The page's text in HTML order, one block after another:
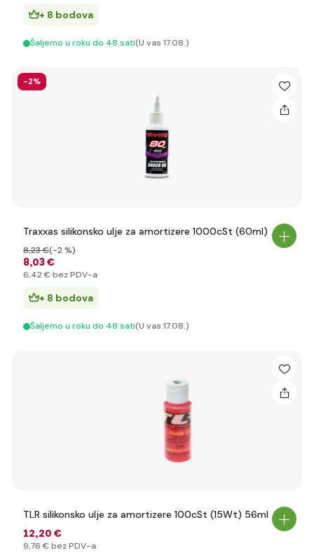
+ 8 bodova
Šaljemo u roku do 48 sati(U vas 17.08.)
-2%
Traxxas silikonsko ulje za amortizere 1000cSt (60ml)
8,03 €
8,23 €(-2 %)
6,42 € bez PDV-a
+ 8 bodova
Šaljemo u roku do 48 sati(U vas 17.08.)
TLR silikonsko ulje za amortizere 100cSt (15Wt) 56ml
12,20 €
9,76 € bez PDV-a